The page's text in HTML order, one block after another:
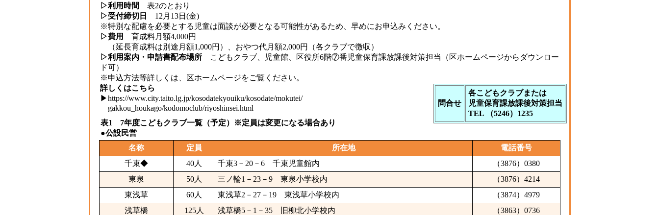
▷利用時間
表2のとおり
▷受付締切日
12月13日(金)
※特別な配慮を必要とする児童は面談が必要となる可能性があるため、早めにお申込みください。
▷費用
育成料月額4,000円
（延長育成料は別途月額1,000円）、おやつ代月額2,000円（各クラブで徴収）
▷利用案内・申請書配布場所 こどもクラブ、児童館、区役所6階⑦番児童保育課放課後対策担当（区ホームページからダウンロー
ド可）
※申込方法等詳しくは、区ホームページをご覧ください。
詳しくはこちら
▶https://www.city.taito.lg.jp/kosodatekyouiku/kosodate/mokutei/
gakkou_houkago/kodomoclub/riyoshinsei.html
問合せ
各こどもクラブまたは
児童保育課放課後対策担当
TEL （5246）1235
表1 7年度こどもクラブ一覧（予定）※定員は変更になる場合あり
●公設民営
名称
定員 所在地
電話番号
千束◆
40人 千束3－20－6 千束児童館内
（3876）0380
東泉
50人 三ノ輪1－23－9 東泉小学校内
（3876）4214
東浅草
60人 東浅草2－27－19 東浅草小学校内
（3874）4979
浅草橋
125人 浅草橋5－1－35 旧柳北小学校内
（3863）0736